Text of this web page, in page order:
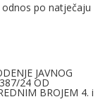
po natječaju
JAVNOG
24 OD
BROJEM 4. i